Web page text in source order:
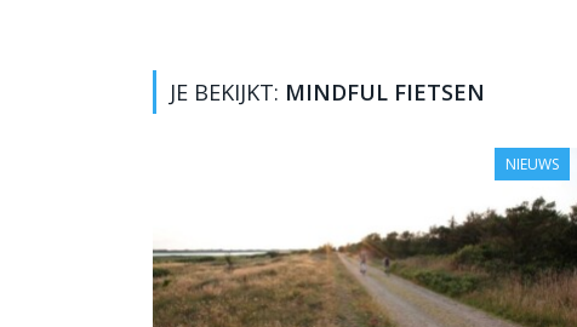
JE BEKIJKT: MINDFUL FIETSEN
NIEUWS